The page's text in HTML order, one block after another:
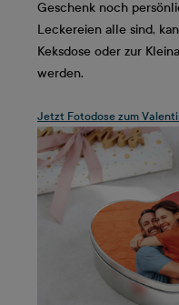
Geschenk noch
Leckereien alle sind,
Keksdose oder zur
werden.
Jetzt Fotodose zum